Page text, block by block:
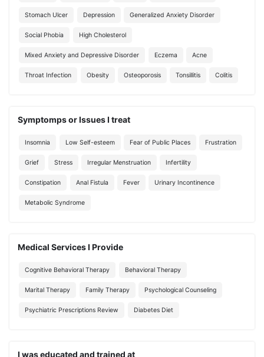
Stomach Ulcer Depression Generalized Anxiety Disorder
Social Phobia High Cholesterol
Mixed Anxiety and Depressive Disorder Eczema Acne
Throat Infection Obesity Osteoporosis Tonsillitis Colitis
Symptomps or Issues I treat
Insomnia Low Self-esteem Fear of Public Places Frustration
Grief Stress Irregular Menstruation Infertility
Constipation Anal Fistula Fever Urinary Incontinence
Metabolic Syndrome
Medical Services I Provide
Cognitive Behavioral Therapy Behavioral Therapy
Marital Therapy Family Therapy Psychological Counseling
Psychiatric Prescriptions Review Diabetes Diet
I was educated and trained at